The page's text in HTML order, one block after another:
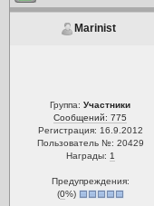
Marinist
Группа:Участники
Сообщений: 775
Регистрация: 16.9.2012
Пользователь №: 20429
Награды: 1
Предупреждения:
(0%)